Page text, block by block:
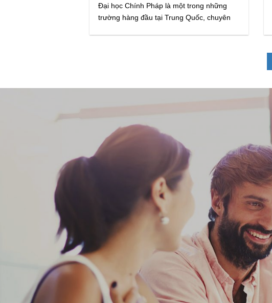
Đại học Chính Pháp là một trong những
trường hàng đầu tại Trung Quốc, chuyên